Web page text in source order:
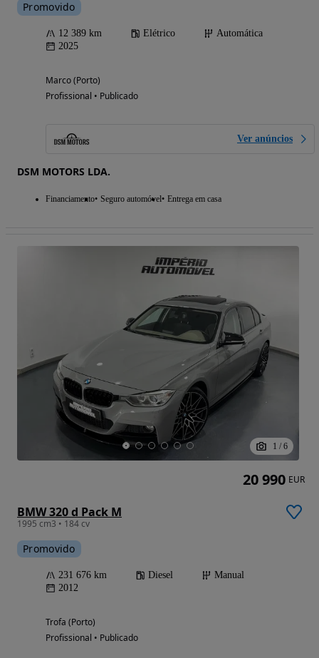
Promovido
12 389 km Elétrico
Automática
2025
Marco (Porto)
Profissional • Publicado
Ver anúncios
DSM MOTORS LDA.
Financiamento Seguro automóvel Entrega em casa
1 / 6
BMW 320 d Pack M
1995 cm3 • 184 cv
Promovido
231 676 km Diesel
Manual
2012
Trofa (Porto)
Profissional • Publicado
20 990 EUR